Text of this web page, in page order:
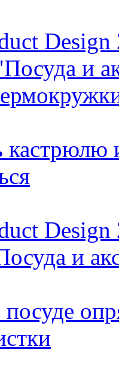
Design
и
кастрюлю
Design
и
посуде